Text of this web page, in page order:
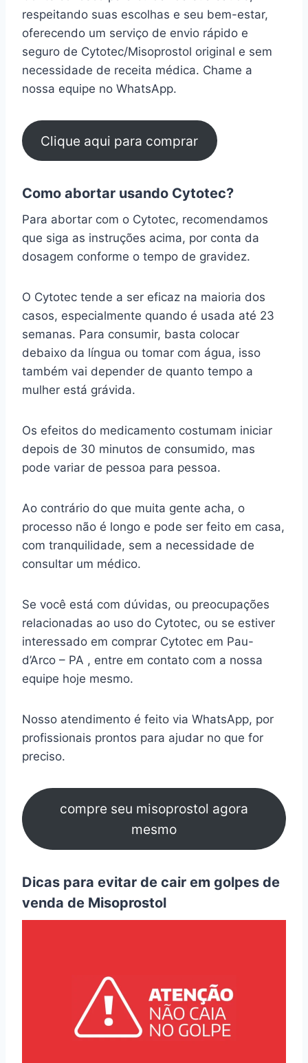
respeitando suas escolhas e seu bem-estar,
oferecendo um serviço de envio rápido e
seguro de Cytotec/Misoprostol original e sem
necessidade de receita médica. Chame a
nossa equipe no WhatsApp.
Clique aqui para comprar
Como abortar usando Cytotec?
Para abortar com o Cytotec, recomendamos
que siga as instruções acima, por conta da
dosagem conforme o tempo de gravidez.
O Cytotec tende a ser eficaz na maioria dos
casos, especialmente quando é usada até 23
semanas. Para consumir, basta colocar
debaixo da língua ou tomar com água, isso
também vai depender de quanto tempo a
mulher está grávida.
Os efeitos do medicamento costumam iniciar
depois de 30 minutos de consumido, mas
pode variar de pessoa para pessoa.
Ao contrário do que muita gente acha, o
processo não é longo e pode ser feito em casa,
com tranquilidade, sem a necessidade de
consultar um médico.
Se você está com dúvidas, ou preocupações
relacionadas ao uso do Cytotec, ou se estiver
interessado em comprar Cytotec em Pau-
d’Arco – PA , entre em contato com a nossa
equipe hoje mesmo.
Nosso atendimento é feito via WhatsApp, por
profissionais prontos para ajudar no que for
preciso.
compre seu misoprostol agora
mesmo
Dicas para evitar de cair em golpes de
venda de Misoprostol